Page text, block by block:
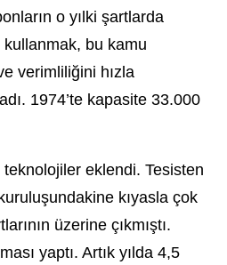
o yılki şartlarda
bu kamu
verimliliğini hızla
1974’te kapasite 33.000
eklendi. Tesisten
kıyasla çok
üzerine çıkmıştı.
yaptı. Artık yılda 4,5